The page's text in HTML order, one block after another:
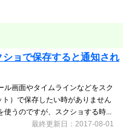
ショで保存すると通知され
ル画面やタイムラインなどをスク
）で保存したい時がありません
使うのですが、スクショする時...
最終更新日：2017-08-01